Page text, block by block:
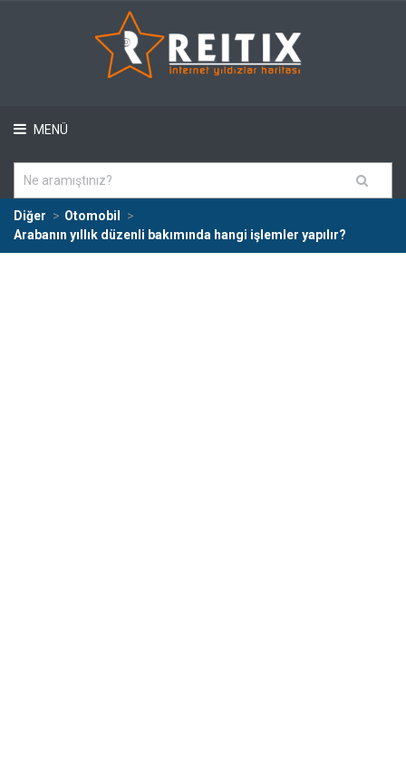
MENÜ
Diğer
Otomobil
Arabanın yıllık düzenli bakımında hangi işlemler yapılır?